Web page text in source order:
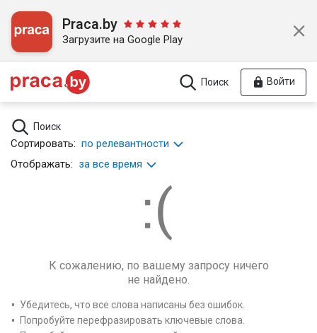
Praca.by
Загрузите на Google Play
Поиск Войти
Поиск
Сортировать: по релевантности
Отображать: за все время
К сожалению, по вашему запросу ничего
не найдено.
Убедитесь, что все слова написаны без ошибок.
Попробуйте перефразировать ключевые слова.